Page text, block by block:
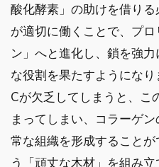
酸化酵素」の助けを借り
が適切に働くことで、プ
ン」へと進化し、鎖を強
な役割を果たすようにな
Cが欠乏してしまうと、こ
まってしまい、コラーゲ
常な組織を形成すること
う「頑丈な木材」を組み